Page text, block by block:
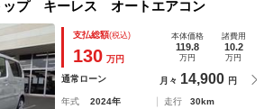
プ キーレス オートエアコン
支払総額(税込)
130 万円
本体価格
119.8
万円
諸費用
10.2
万円
通常ローン 月々 14,900 円
年式 2024年 走行
30km